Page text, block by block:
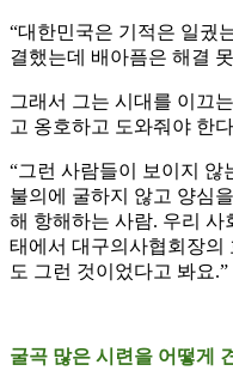
“대한민국은 기적은 일궜
결했는데 배아픔은 해결
그래서 그는 시대를 이끄
고 옹호하고 도와줘야 한
“그런 사람들이 보이지 않
불의에 굴하지 않고 양심
해 항해하는 사람. 우리 사
태에서 대구의사협회장의
도 그런 것이었다고 봐요.”
굴곡 많은 시련을 어떻게